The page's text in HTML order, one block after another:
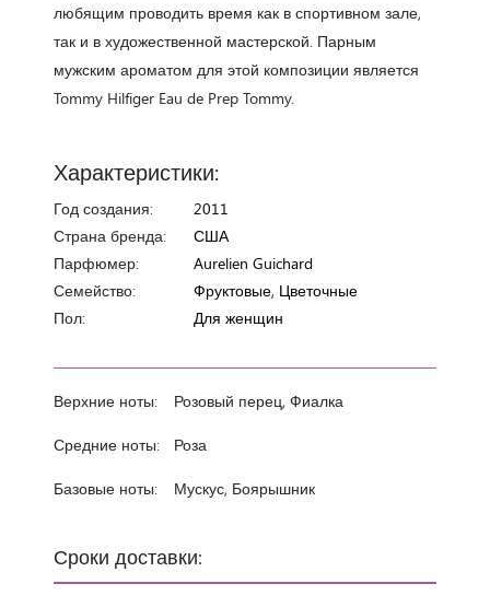
Сроки доставки:
любящим проводить время как в спортивном зале,
так и в художественной мастерской. Парным
мужским ароматом для этой композиции является
Tommy Hilfiger Eau de Prep Tommy.
Характеристики:
Год создания:
2011
Страна бренда:
США
Парфюмер:
Aurelien Guichard
Семейство:
Фруктовые, Цветочные
Пол:
Для женщин
Верхние ноты: Розовый перец, Фиалка
Средние ноты: Роза
Базовые ноты: Мускус, Боярышник